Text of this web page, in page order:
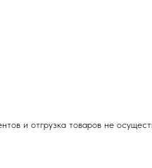
и отгрузка товаров не